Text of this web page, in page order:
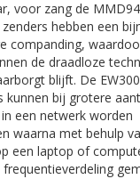
voor zang de
hebben een
companding,
de draadloze
blijft. De EW300
kunnen bij grotere
een netwerk worden
waarna met behulp
een laptop of